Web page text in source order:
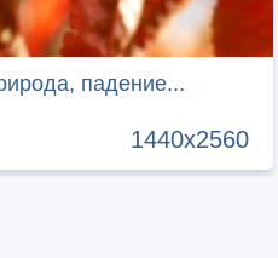
падение...
1440x2560